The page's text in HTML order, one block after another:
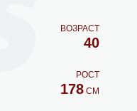
ВОЗРАСТ
40
РОСТ
178 СМ